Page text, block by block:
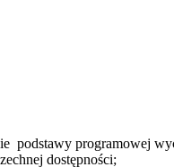
podstawy programowej
dostępności;